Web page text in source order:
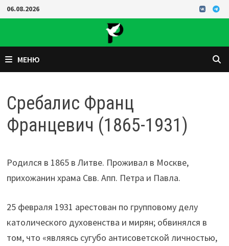
Перейти
к
06.08.2026
МЕНЮ
Сребалис Франц
Францевич (1865-1931)
Родился в 1865 в Литве. Проживал в Москве,
прихожанин храма Свв. Апп. Петра и Павла.
25 февраля 1931 арестован по групповому делу
католического духовенства и мирян; обвинялся в
том, что «являясь сугубо антисоветской личностью,